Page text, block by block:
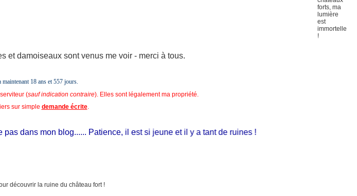
et damoiseaux sont venus me voir - merci à tous.
maintenant 18 ans et557 jours.
(sauf indication contraire). Elles sont légalement ma propriété.
sur simple demande écrite.
dans mon blog...... Patience, il est si jeune et il y a tant de ruines !